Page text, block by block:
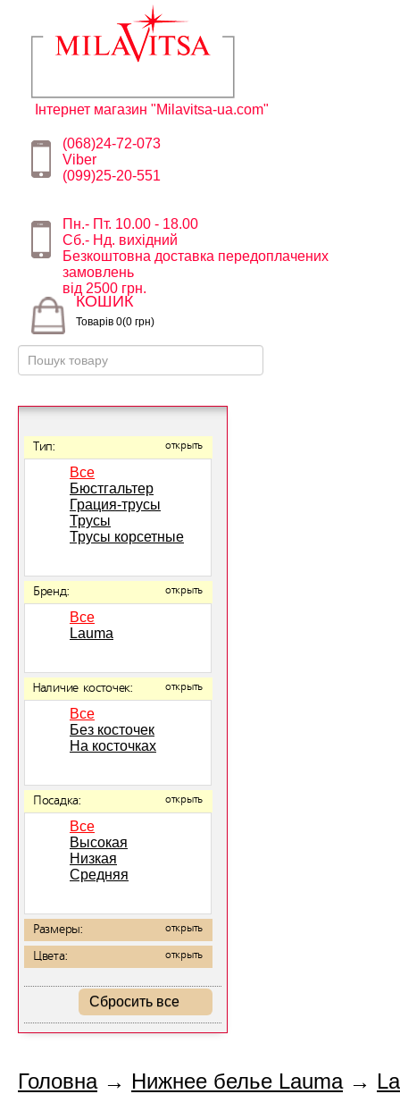
Інтернет магазин "Milavitsa-ua.com"
(068)24-72-073
Viber
(099)25-20-551
Пн.- Пт. 10.00 - 18.00
Сб.- Нд. вихідний
Безкоштовна доставка передоплачених
замовлень
від 2500 грн.
КОШИК
Товарів 0(0 грн)
Тип: открыть
Все
Бюстгальтер
Грация-трусы
Трусы
Трусы корсетные
Бренд: открыть
Все
Lauma
Наличие косточек: открыть
Все
Без косточек
На косточках
Посадка: открыть
Все
Высокая
Низкая
Средняя
Размеры: открыть
Цвета: открыть
Сбросить все
Головна→ Нижнее белье Lauma→